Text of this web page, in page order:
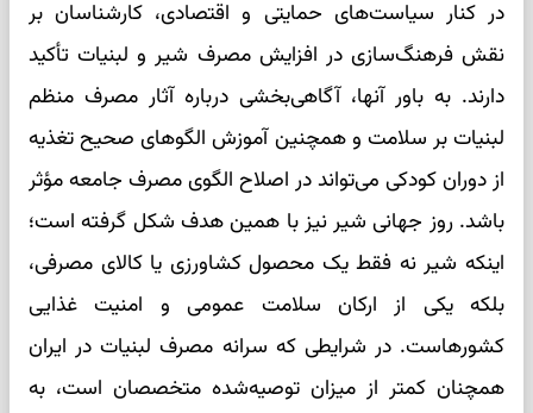
در کنار سیاست‌های حمایتی و اقتصادی، کارشناسان بر
نقش فرهنگ‌سازی در افزایش مصرف شیر و لبنیات تأکید
دارند. به باور آنها، آگاهی‌بخشی درباره آثار مصرف منظم
لبنیات بر سلامت و همچنین آموزش الگوهای صحیح تغذیه
از دوران کودکی می‌تواند در اصلاح الگوی مصرف جامعه مؤثر
باشد. روز جهانی شیر نیز با همین هدف شکل گرفته است؛
اینکه شیر نه فقط یک محصول کشاورزی یا کالای مصرفی،
بلکه یکی از ارکان سلامت عمومی و امنیت غذایی
کشورهاست. در شرایطی که سرانه مصرف لبنیات در ایران
همچنان کمتر از میزان توصیه‌شده متخصصان است، به